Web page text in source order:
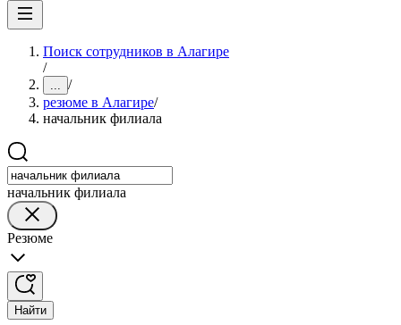
Поиск сотрудников в Алагире
/
... /
резюме в Алагире/
начальник филиала
начальник филиала
Резюме
Найти